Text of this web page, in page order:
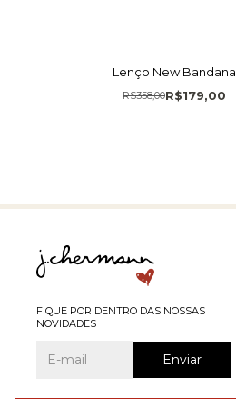
Lenço New Bandana
R$179,00
R$358,00
FIQUE POR DENTRO DAS NOSSAS
NOVIDADES